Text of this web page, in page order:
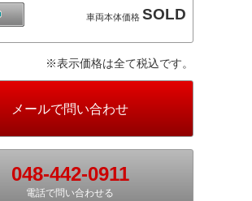
車両本体価格 SOLD
※表示価格は全て税込です。
048-442-0911
電話で問い合わせる